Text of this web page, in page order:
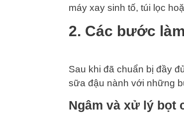
máy xay sinh tố, túi lọc
2. Các bước
Sau khi đã chuẩn bị đầy
sữa đậu nành với những
Ngâm và xử lý bọt